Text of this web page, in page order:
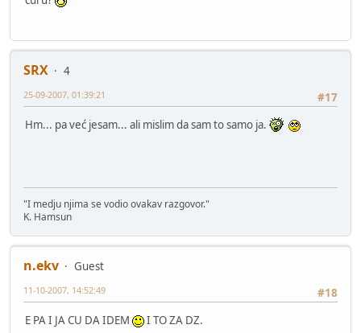
SRX
4
#17
25-09-2007, 01:39:21
Hm... pa već jesam... ali mislim da sam to samo ja.
"I medju njima se vodio ovakav razgovor."
K. Hamsun
n.ekv
Guest
#18
11-10-2007, 14:52:49
E PA I JA CU DA IDEM I TO ZA DZ.